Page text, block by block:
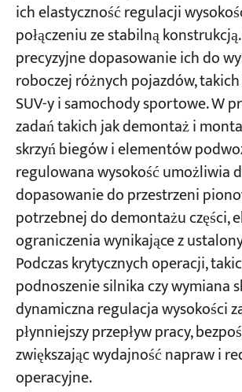
ich ​elastyczność regulacji
połączeniu ze stabilną
precyzyjne dopasowanie ich do
roboczej różnych pojazdów,
SUV-y i samochody sportowe. W
zadań takich jak demontaż i
skrzyń biegów i elementów
regulowana wysokość umożliwia
dopasowanie do przestrzeni
potrzebnej do demontażu części,
ograniczenia wynikające z
Podczas krytycznych operacji,
podnoszenie silnika czy wymiana
dynamiczna regulacja wysokości
płynniejszy przepływ pracy,
zwiększając wydajność napraw i
operacyjne.